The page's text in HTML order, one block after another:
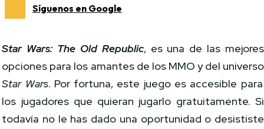
Síguenos en Google
Star Wars: The Old Republic, es una de las mejores
opciones para los amantes de los MMO y del universo
Star Wars. Por fortuna, este juego es accesible para
los jugadores que quieran jugarlo gratuitamente. Si
todavía no le has dado una oportunidad o desististe